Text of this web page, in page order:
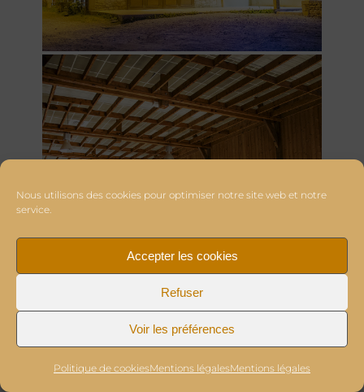
Nous utilisons des cookies pour optimiser notre site web et notre
service.
Accepter les cookies
Refuser
Voir les préférences
Politique de cookiesMentions légalesMentions légales